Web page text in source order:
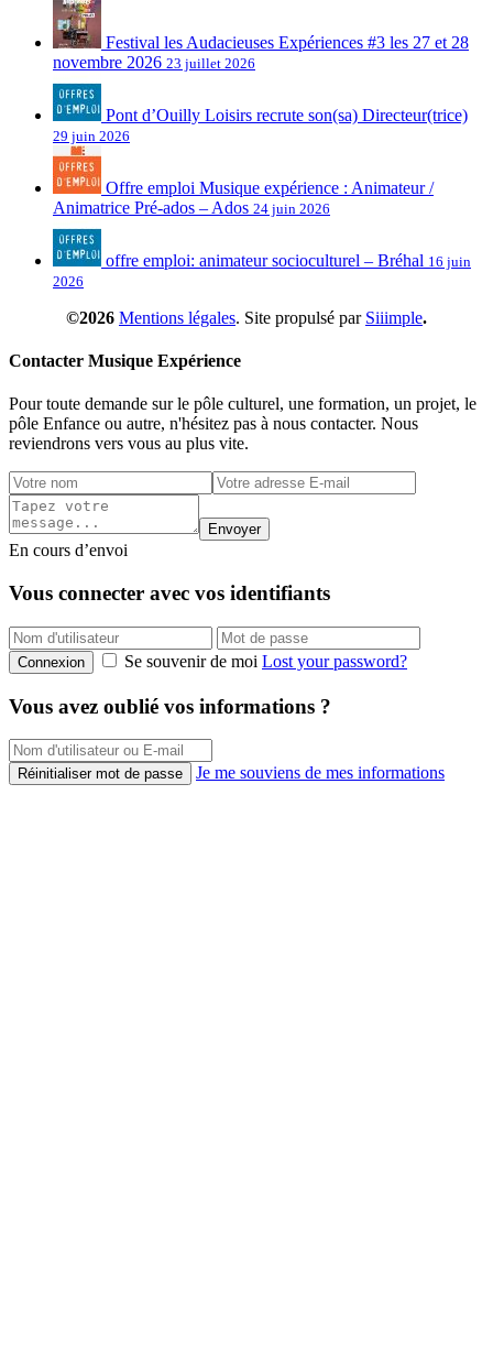
Festival les Audacieuses Expériences #3 les 27 et 28
novembre 2026 23 juillet 2026
Pont d’Ouilly Loisirs recrute son(sa) Directeur(trice)
29 juin 2026
Offre emploi Musique expérience : Animateur /
Animatrice Pré-ados – Ados 24 juin 2026
offre emploi: animateur socioculturel – Bréhal 16 juin
2026
©2026 Mentions légales. Site propulsé par Siiimple.
Contacter Musique Expérience
Pour toute demande sur le pôle culturel, une formation, un projet, le
pôle Enfance ou autre, n'hésitez pas à nous contacter. Nous
reviendrons vers vous au plus vite.
Envoyer
En cours d’envoi
Vous connecter avec vos identifiants
Connexion Se souvenir de moi Lost your password?
Vous avez oublié vos informations ?
Réinitialiser mot de passe Je me souviens de mes informations